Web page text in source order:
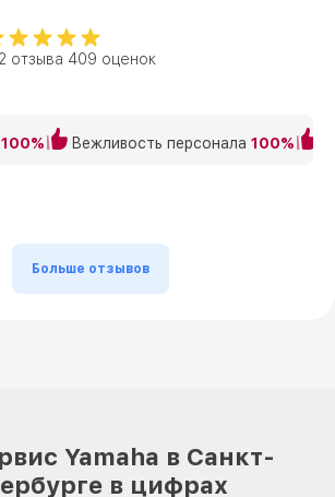
отзыва 409 оценок
100% Вежливость персонала 100%
Больше отзывов
Yamaha в Санкт-
в цифрах